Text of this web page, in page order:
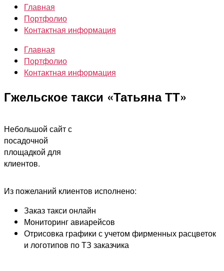
Главная
Портфолио
Контактная информация
Главная
Портфолио
Контактная информация
Гжельское такси «Татьяна ТТ»
Небольшой сайт с
посадочной
площадкой для
клиентов.
Из пожеланий клиентов исполнено:
Заказ такси онлайн
Мониторинг авиарейсов
Отрисовка графики с учетом фирменных расцветок
и логотипов по ТЗ заказчика